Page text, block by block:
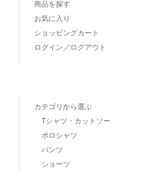
商品を探す
お気に入り
ショッピングカート
ログイン／ログアウト
カテゴリから選ぶ
Tシャツ・カットソー
ポロシャツ
パンツ
ショーツ